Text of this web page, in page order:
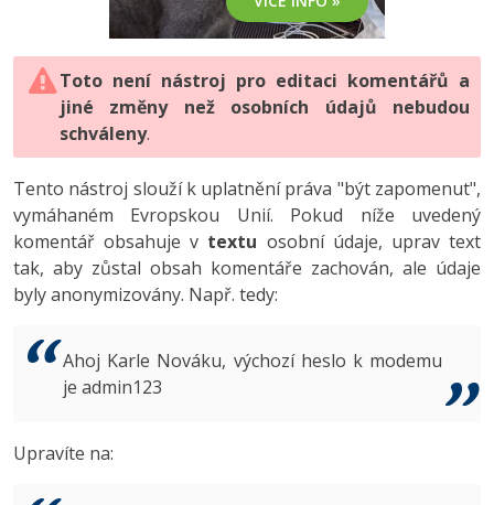
HTML5, CSS3, Bootstrap, SEO
SQL a databáze
Testování a verzování
UML a návrhové vzory
React
Spring
ASP.NET MVC
Best practices
PHP
JavaScript
Python
HTML / CSS
UML a návrhové vzory
MySQL/MariaDB
MS-SQL
Vývojář mobilních aplikací
C# Game developer
Tester
Systémový administrátor
3D grafik
Python -80%
JavaScript -80%
PHP -80%
Swift -80%
Kotlin -80%
VB.NET
Digitální gramotnost
Marketing
WordPress
SEO
UX
Business
Copywriting
Photoshop -80%
Adobe Illustrator -80%
Adobe Lightroom
Adobe XD
Adobe InDesign -25%
Adobe After Effects
Inkscape
Toto není nástroj pro editaci komentářů a
jiné změny než osobních údajů nebudou
schváleny.
Tento nástroj slouží k uplatnění práva "být zapomenut",
vymáhaném Evropskou Unií. Pokud níže uvedený
komentář obsahuje v textu osobní údaje, uprav text
tak, aby zůstal obsah komentáře zachován, ale údaje
byly anonymizovány. Např. tedy:
Ahoj Karle Nováku, výchozí heslo k modemu
je admin123
Upravíte na: